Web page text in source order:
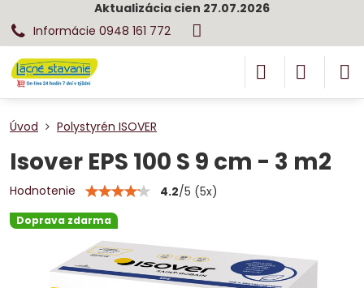
Aktualizácia cien 27.07.2026
Informácie 0948 161 772
Doprava zdarma
Úvod Polystyrén ISOVER
Isover EPS 100 S 9 cm - 3 m2
Hodnotenie 4.2/5 (5x)